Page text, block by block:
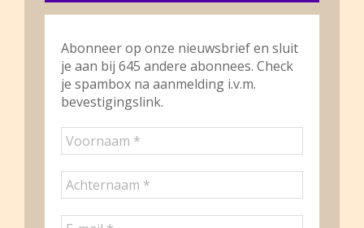
Abonneer op onze nieuwsbrief en sluit
je aan bij 645 andere abonnees. Check
je spambox na aanmelding i.v.m.
bevestigingslink.